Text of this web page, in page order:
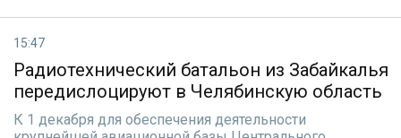
15:47
Радиотехнический батальон из Забайкалья
передислоцируют в Челябинскую область
К 1 декабря для обеспечения деятельности